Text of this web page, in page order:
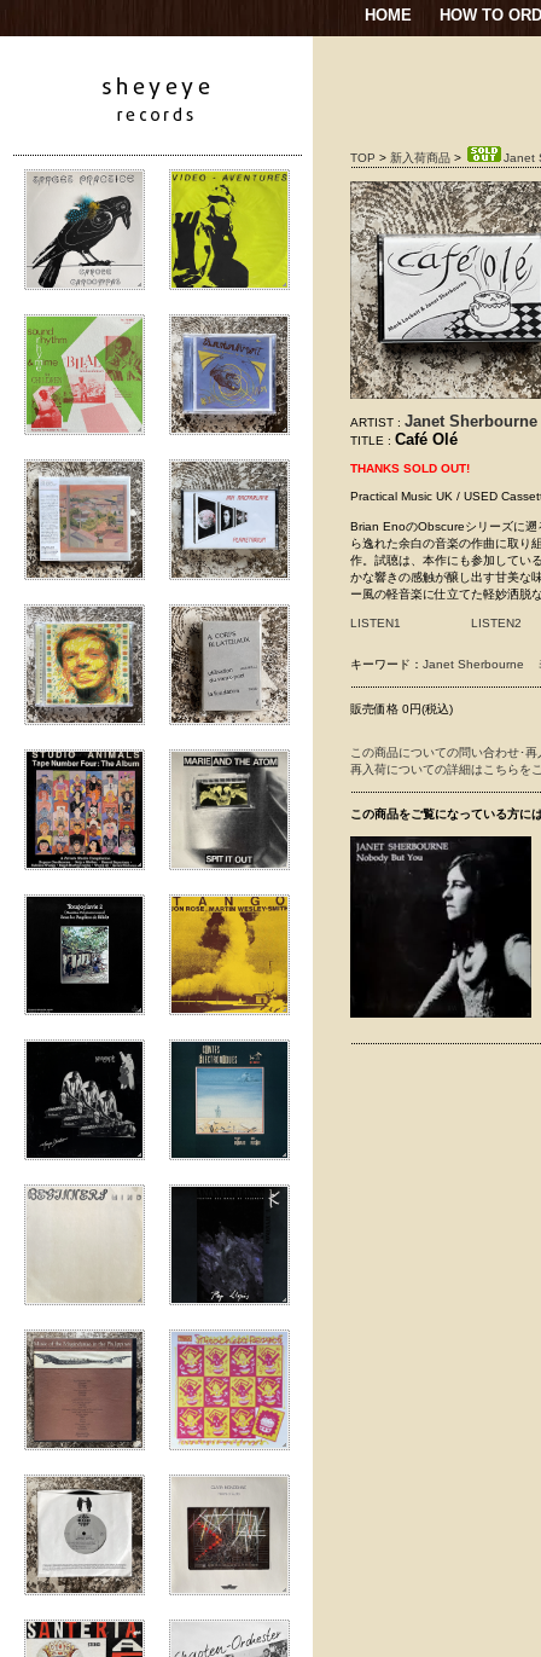
HOME HOW TO
TOP > 新入荷商品 > Janet
ARTIST : Janet
TITLE : Café Olé
THANKS SOLD OUT!
Practical Music UK / USED
Brian EnoのObscureシリーズに遡
ら逸れた余白の音楽の作曲に取り
作。試聴は、本作にも参加してい
かな響きの感触が醸し出す甘美な
ー風の軽音楽に仕立てた軽妙洒脱
LISTEN1 LISTEN2
キーワード： Janet Sherbourne
販売価格 0円(税込)
この商品についての問い合わせ･
再入荷についての詳細はこちらを
この商品をご覧になっている方に